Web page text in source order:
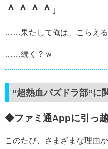
＾＾＾＾
｣
……果たして俺は、こらえ
……続く？ｗ
“超熱血パズドラ部”に
◆ファミ通Appに引っ越
このたび、さまざまな理由